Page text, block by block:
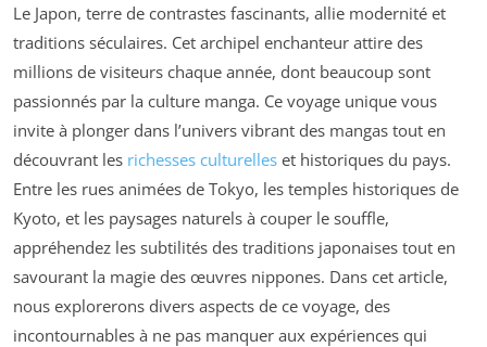
Le Japon, terre de contrastes fascinants, allie modernité et
traditions séculaires. Cet archipel enchanteur attire des
millions de visiteurs chaque année, dont beaucoup sont
passionnés par la culture manga. Ce voyage unique vous
invite à plonger dans l’univers vibrant des mangas tout en
découvrant les richesses culturelles et historiques du pays.
Entre les rues animées de Tokyo, les temples historiques de
Kyoto, et les paysages naturels à couper le souffle,
appréhendez les subtilités des traditions japonaises tout en
savourant la magie des œuvres nippones. Dans cet article,
nous explorerons divers aspects de ce voyage, des
incontournables à ne pas manquer aux expériences qui